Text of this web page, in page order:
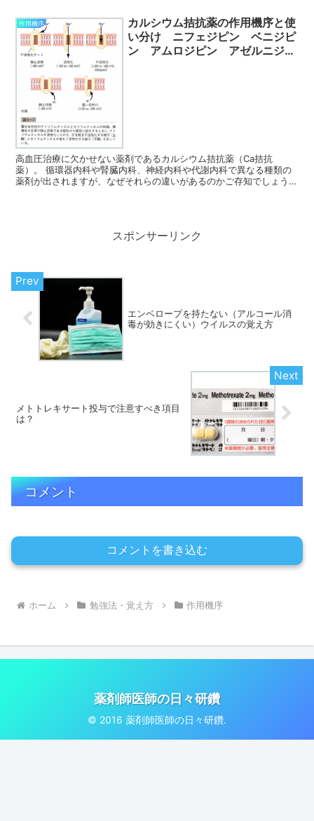
作用機序
カルシウム拮抗薬の作用機序と使
い分け ニフェジピン ベニジピ
ン アムロジピン アゼルニジピ
高血圧治療に欠かせない薬剤であるカルシウム拮抗薬（Ca拮抗
薬）。 循環器内科や腎臓内科、神経内科や代謝内科で異なる種類の
薬剤が出されますが、なぜそれらの違いがあるのかご存知でしょう
スポンサーリンク
エンベロープを持たない（アルコール消
毒が効きにくい）ウイルスの覚え方
メトトレキサート投与で注意すべき項目
は？
コメント
コメントを書き込む
ホーム 勉強法・覚え方 作用機序
薬剤師医師の日々研鑽
© 2016 薬剤師医師の日々研鑽.